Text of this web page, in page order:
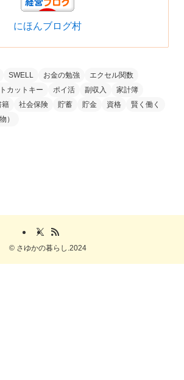
にほんブログ村
SWELL お金の勉強
エクセル関数
カットキー ポイ活 副収入
家計簿
籍 社会保険 貯蓄 貯金 資格
賢く働く
）
©さゆかの暮らし.2024